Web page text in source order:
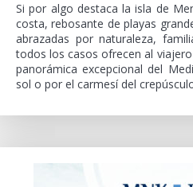
Si por algo destaca la isla de
costa, rebosante de playas
abrazadas por naturaleza,
todos los casos ofrecen al
panorámica excepcional del
sol o por el carmesí del